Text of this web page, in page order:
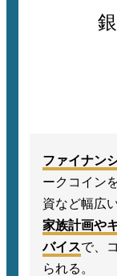
ファイナン
ークコイン
資など幅広
家族計画や
バイスで、
られる。